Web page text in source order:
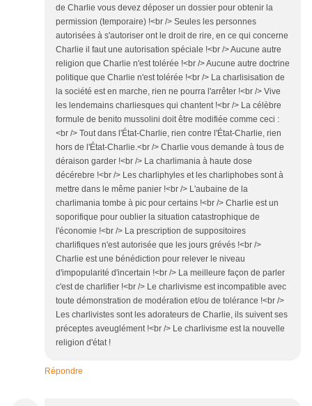
de Charlie vous devez déposer un dossier pour obtenir la
permission (temporaire) !<br /> Seules les personnes
autorisées à s'autoriser ont le droit de rire, en ce qui concerne
Charlie il faut une autorisation spéciale !<br /> Aucune autre
religion que Charlie n'est tolérée !<br /> Aucune autre doctrine
politique que Charlie n'est tolérée !<br /> La charlisisation de
la société est en marche, rien ne pourra l'arrêter !<br /> Vive
les lendemains charliesques qui chantent !<br /> La célèbre
formule de benito mussolini doit être modifiée comme ceci :
<br /> Tout dans l'État-Charlie, rien contre l'État-Charlie, rien
hors de l'État-Charlie.<br /> Charlie vous demande à tous de
déraison garder !<br /> La charlimania à haute dose
décérebre !<br /> Les charliphyles et les charliphobes sont à
mettre dans le même panier !<br /> L'aubaine de la
charlimania tombe à pic pour certains !<br /> Charlie est un
soporifique pour oublier la situation catastrophique de
l'économie !<br /> La prescription de suppositoires
charlifiques n'est autorisée que les jours grévés !<br />
Charlie est une bénédiction pour relever le niveau
d'impopularité d'incertain !<br /> La meilleure façon de parler
c'est de charlifier !<br /> Le charlivisme est incompatible avec
toute démonstration de modération et/ou de tolérance !<br />
Les charlivistes sont les adorateurs de Charlie, ils suivent ses
préceptes aveuglément !<br /> Le charlivisme est la nouvelle
religion d'état !
Répondre